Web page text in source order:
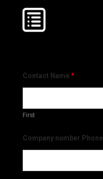
Contact Name *
First
Company number Phone